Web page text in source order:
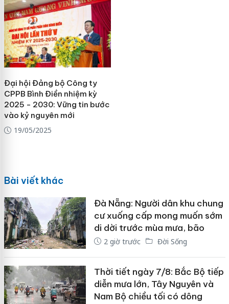
Đại hội Đảng bộ Công ty
CPPB Bình Điền nhiệm kỳ
2025 - 2030: Vững tin bước
vào kỷ nguyên mới
19/05/2025
Bài viết khác
Đà Nẵng: Người dân khu chung
cư xuống cấp mong muốn sớm
di dời trước mùa mưa, bão
2 giờ trước Đời Sống
Thời tiết ngày 7/8: Bắc Bộ tiếp
diễn mưa lớn, Tây Nguyên và
Nam Bộ chiều tối có dông